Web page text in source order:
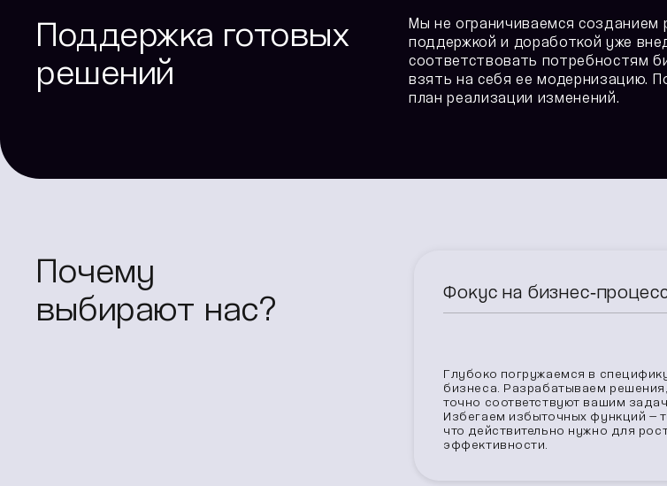
Поддержка готовых
решений
Мы не ограничиваемся
поддержкой и доработкой уже
соответствовать потребностям
взять на себя ее модернизацию.
план реализации изменений.
Почему
выбирают нас?
Фокус на
Глубоко погружаемся в
бизнеса. Разрабатываем
точно соответствуют вашим
Избегаем избыточных функций —
что действительно нужно для
эффективности.